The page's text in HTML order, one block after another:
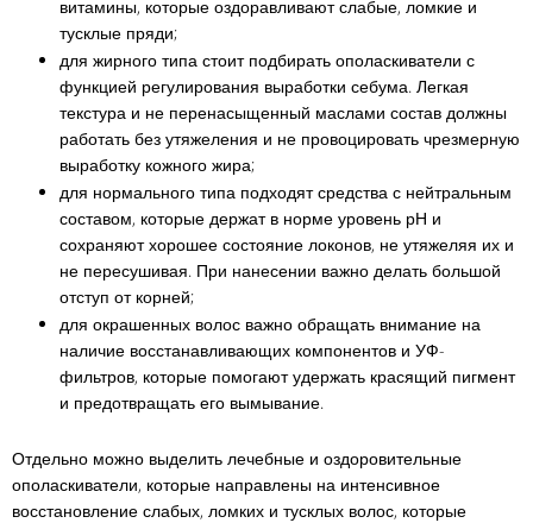
витамины, которые оздоравливают слабые, ломкие и
тусклые пряди;
для жирного типа стоит подбирать ополаскиватели с
функцией регулирования выработки себума. Легкая
текстура и не перенасыщенный маслами состав должны
работать без утяжеления и не провоцировать чрезмерную
выработку кожного жира;
для нормального типа подходят средства с нейтральным
составом, которые держат в норме уровень рН и
сохраняют хорошее состояние локонов, не утяжеляя их и
не пересушивая. При нанесении важно делать большой
отступ от корней;
для окрашенных волос важно обращать внимание на
наличие восстанавливающих компонентов и УФ-
фильтров, которые помогают удержать красящий пигмент
и предотвращать его вымывание.
Отдельно можно выделить лечебные и оздоровительные
ополаскиватели, которые направлены на интенсивное
восстановление слабых, ломких и тусклых волос, которые